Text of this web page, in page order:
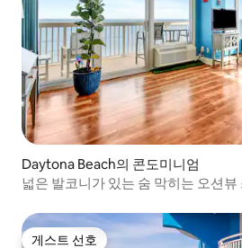
Daytona Beach의 콘도미니엄
넓은 발코니가 있는 숨 막히는 오션뷰
게스트 선호